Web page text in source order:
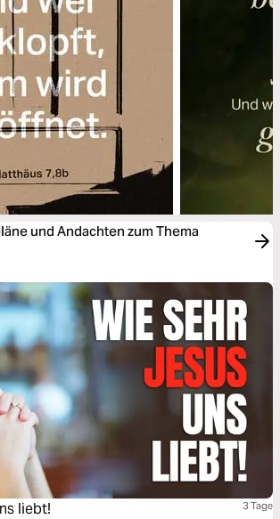
und Andachten zum Thema
liebt! 3 Tage